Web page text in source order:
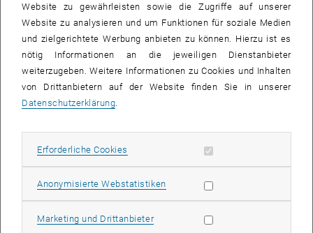
Studierenden sowie Führung von Teams bzw. Projektgruppen;
Mitwirkung an der Entwicklung der Fakultät und Universität;
Gremientätigkeit; Mitarbeit bei Organisations- und
Verwaltungsaufgaben sowie Evaluierungsmaßnahmen
Was sind die wichtigsten Skills?
Abschluss eines fachlich passenden Doktorats; Innovationskraft;
didaktische Fähigkeiten; vernetztes Denken und interdisziplinäre
Publikationserfahrung; Lehrerfahrung; Auslandserfahrung für eine
gesellschaftlichen und technischen Problemen; analytische
Website zu gewährleisten sowie die Zugriffe auf unserer
Website zu analysieren und um Funktionen für soziale Medien
und zielgerichtete Werbung anbieten zu können. Hierzu ist es
nötig Informationen an die jeweiligen Dienstanbieter
weiterzugeben. Weitere Informationen zu Cookies und Inhalten
von Drittanbietern auf der Website finden Sie in unserer
Datenschutzerklärung.
Erforderliche Cookies Erforderliche Cookies zulassen
Anonymisierte WebstatistikenStatistik Cookies zulassen
Marketing und DrittanbieterMarketing Cookies zulassen